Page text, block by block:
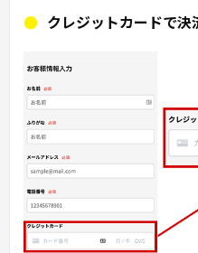
クレジットカードで決